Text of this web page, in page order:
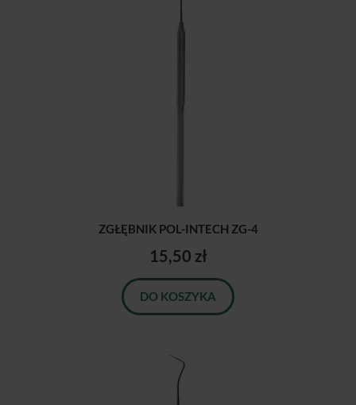
ZGŁĘBNIK POL-INTECH ZG-4
15,50 zł
DO KOSZYKA